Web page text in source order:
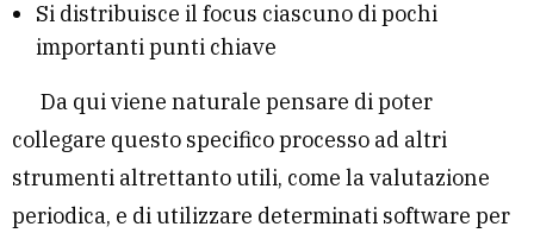
Si distribuisce il focus ciascuno di pochi
importanti punti chiave
Da qui viene naturale pensare di poter
collegare questo specifico processo ad altri
strumenti altrettanto utili, come la valutazione
periodica, e di utilizzare determinati software per